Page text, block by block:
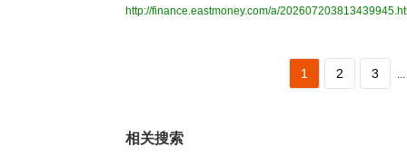
http://finance.eastmoney.com/a/
1 2 3 ...
相关搜索